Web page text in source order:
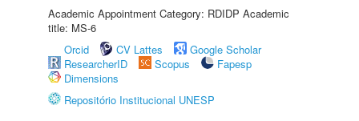
Academic Appointment Category: RDIDP Academic
title: MS-6
Orcid
CV Lattes
Google Scholar
ResearcherID
Scopus
Fapesp
Dimensions
Repositório Institucional UNESP